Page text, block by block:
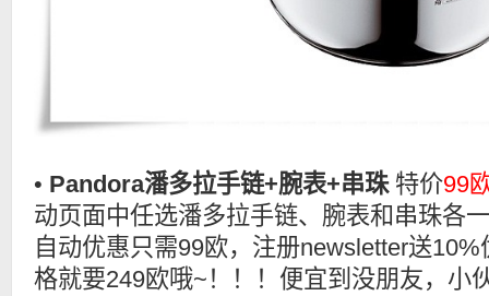
• Pandora潘多拉手链+腕表+串珠特价99
动页面中任选潘多拉手链、腕表和串珠各
自动优惠只需99欧，注册newsletter送
格就要249欧哦~！！！便宜到没朋友，小